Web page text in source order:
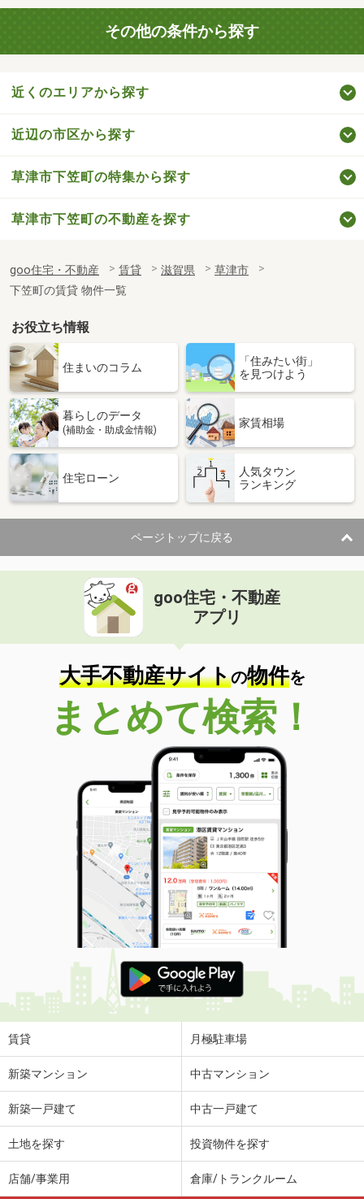
その他の条件から探す
近くのエリアから探す
近辺の市区から探す
草津市下笠町の特集から探す
草津市下笠町の不動産を探す
goo住宅・不動産 賃貸 滋賀県
草津市
下笠町の賃貸 物件一覧
お役立ち情報
住まいのコラム
「住みたい街」
を見つけよう
暮らしのデータ
(補助金・助成金情報)
家賃相場
住宅ローン
人気タウン
ランキング
ページトップに戻る
goo住宅・不動産
アプリ
大手不動産サイトの物件を
まとめて検索！
賃貸 月極駐車場
新築マンション 中古マンション
新築一戸建て 中古一戸建て
土地を探す 投資物件を探す
店舗/事業用 倉庫/トランクルーム